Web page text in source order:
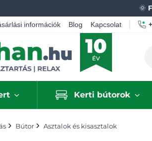
🌞
információk Blog Kapcsolat
Kerti bútorok
Bútor Asztalok és kisasztalok